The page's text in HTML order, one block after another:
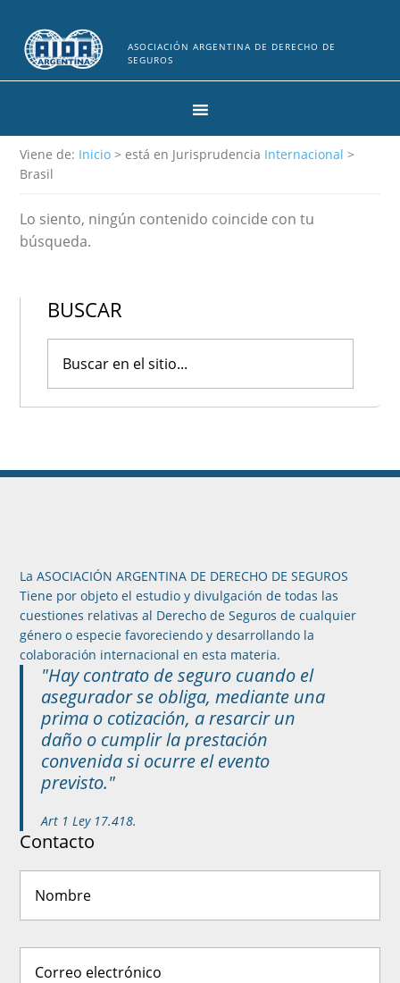
ASOCIACIÓN ARGENTINA DE DERECHO DE
SEGUROS
Viene de: Inicio> está en Jurisprudencia Internacional >
Brasil
Lo siento, ningún contenido coincide con tu
búsqueda.
BUSCAR
La ASOCIACIÓN ARGENTINA DE DERECHO DE SEGUROS
Tiene por objeto el estudio y divulgación de todas las
cuestiones relativas al Derecho de Seguros de cualquier
género o especie favoreciendo y desarrollando la
colaboración internacional en esta materia.
"Hay contrato de seguro cuando el
asegurador se obliga, mediante una
prima o cotización, a resarcir un
daño o cumplir la prestación
convenida si ocurre el evento
previsto."
Art 1 Ley 17.418.
Contacto